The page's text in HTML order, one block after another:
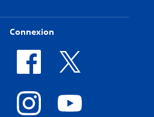
Connexion